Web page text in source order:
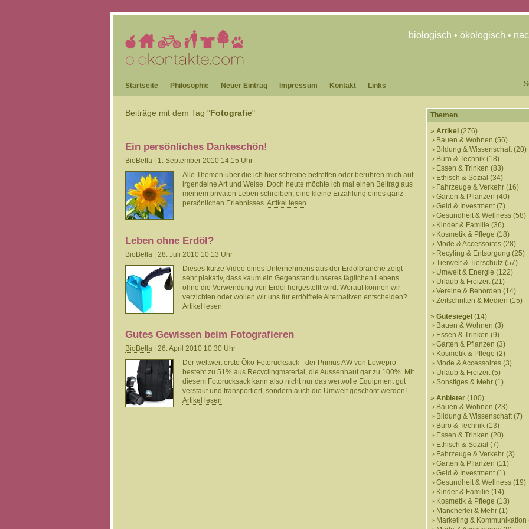
biologisch • ökologisch •
Startseite Philosophie Neuer Eintrag Impressum Kontakt Links
Beiträge mit dem Tag "Fotografie"
Ein persönliches Dankeschön!
BioBella | 1. September 2010 14:15 Uhr
Alle Themen über die ich hier schreibe betreffen oder berühren mich auf
irgendeine Art und Weise. Doch heute möchte ich mal einen Beitrag aus
meinem privaten Leben schreiben, eine kleine Erzählung eines ganz
persönlichen Erlebnisses.Artikel lesen
Leben ohne Erdöl?
BioBella | 28. Juli 2010 10:13 Uhr
Dieses kurze Video eines Unternehmens aus der Erdölbranche zeigt
sehr plakativ, dass kaum ein Gegenstand unseres täglichen Lebens
ohne die Verwendung von Erdöl hergestellt wird. Worauf können wir
verzichten oder wollen wir uns für erdölfreie Alternativen entscheiden?
Artikel lesen
Gutes Gewissen beim Fotografieren
BioBella | 26. April 2010 10:30 Uhr
Der weltweit erste Öko-Fotorucksack - der Primus AW von Lowepro
besteht zu 51% aus Recyclingmaterial, die Aussenhaut gar zu 100%. Mit
diesem Fotorucksack kann also nicht nur das wertvolle Equipment gut
verstaut und transportiert, sondern auch die Umwelt geschont werden!
Artikel lesen
Themen
Artikel (276)
Bauen & Wohnen (56)
Bildung & Wissenschaft(20)
Büro & Technik (18)
Essen & Trinken (83)
Ethisch & Sozial (34)
Fahrzeuge & Verkehr (16)
Garten & Pflanzen (40)
Geld & Investment(7)
Gesundheit & Wellness (58)
Kinder & Familie (36)
Kosmetik & Pflege (18)
Mode & Accessoires (28)
Recyling & Entsorgung (25)
Tierwelt & Tierschutz (57)
Umwelt & Energie (122)
Urlaub & Freizeit(21)
Vereine & Behörden (14)
Zeitschriften & Medien (15)
Gütesiegel (14)
Bauen & Wohnen (3)
Essen & Trinken (9)
Garten & Pflanzen (3)
Kosmetik & Pflege (2)
Mode & Accessoires (3)
Urlaub & Freizeit(5)
Sonstiges & Mehr (1)
Anbieter (100)
Bauen & Wohnen (23)
Bildung & Wissenschaft(7)
Büro & Technik (13)
Essen & Trinken (20)
Ethisch & Sozial (7)
Fahrzeuge & Verkehr (3)
Garten & Pflanzen (11)
Geld & Investment(1)
Gesundheit & Wellness (19)
Kinder & Familie (14)
Kosmetik & Pflege (13)
Mancherlei & Mehr (1)
Marketing & Kommunikation